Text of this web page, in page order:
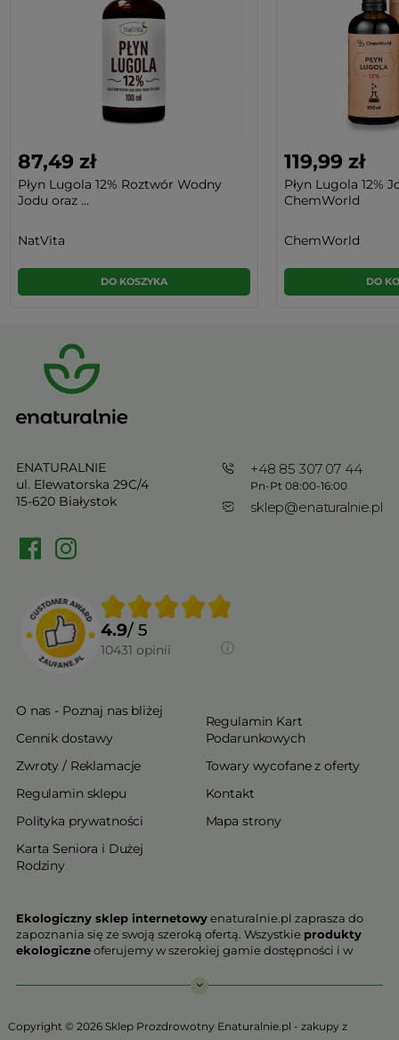
87,49 zł
Płyn Lugola 12% Roztwór Wodny
Jodu oraz ...
NatVita
DO KOSZYKA
119,99 zł
Płyn Lugola 12%
ChemWorld
ChemWorld
DO
ENATURALNIE
ul. Elewatorska 29C/4
15-620 Białystok
+48 85 307 07 44
Pn-Pt 08:00-16:00
sklep@enaturalnie.pl
4.9/ 5
10431 opinii
O nas - Poznaj nas bliżej
Cennik dostawy
Zwroty / Reklamacje
Regulamin sklepu
Polityka prywatności
Karta Seniora i Dużej
Rodziny
Regulamin Kart
Podarunkowych
Towary wycofane z oferty
Kontakt
Mapa strony
Ekologiczny sklep internetowyenaturalnie.pl zaprasza do
zapoznania się ze swoją szeroką ofertą. Wszystkie produkty
ekologiczneoferujemy w szerokiej gamie dostępności i w
ekologiczne charakteryzują się najwyższą jakością.
Państwu prezentujemy stawia na jakość i bezpieczeństwo
Copyright © 2026 Sklep Prozdrowotny Enaturalnie.pl - zakupy z